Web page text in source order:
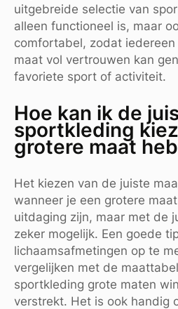
uitgebreide selectie van
alleen functioneel is, maar
comfortabel, zodat
maat vol vertrouwen kan
favoriete sport of activiteit.
Hoe kan ik de
sportkleding
grotere maat
Het kiezen van de juiste
wanneer je een grotere
uitdaging zijn, maar met de
zeker mogelijk. Een goede
lichaamsafmetingen op te
vergelijken met de
sportkleding grote maten
verstrekt. Het is ook handig